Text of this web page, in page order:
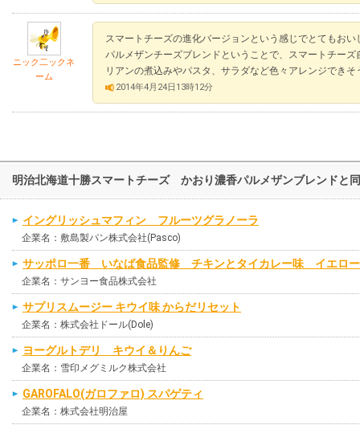
ニック二ックネ
ーム
スマートチーズの進化バージョンという感じでとてもおい
パルメザンチーズブレンドということで、スマートチー
リアンの煮込みやパスタ、サラダなど色々アレンジでき
2014年4月24日13時12分
明治北海道十勝スマートチーズ かおり濃香パルメザンブレンドと
イングリッシュマフィン フルーツグラノーラ
企業名：敷島製パン株式会社(Pasco)
サッポロ一番 いなば食品監修 チキンとタイカレー味 イエロー
企業名：サンヨー食品株式会社
サプリスムージー キウイ味 からだリセット
企業名：株式会社ドール(Dole)
ヨーグルトデリ キウイ＆りんご
企業名：雪印メグミルク株式会社
GAROFALO(ガロファロ) スパゲティ
企業名：株式会社明治屋